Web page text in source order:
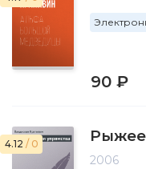
90 ₽
4.12 / 0
2006